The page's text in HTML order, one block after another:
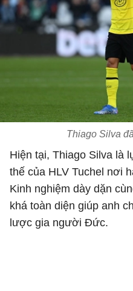
Thiago Silva
Hiện tại, Thiago Silva là
thế của HLV Tuchel nơi
Kinh nghiệm dày dặn
khá toàn diện giúp anh
lược gia người Đức.